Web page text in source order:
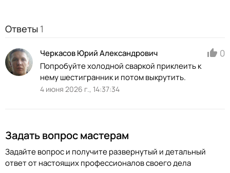
Ответы 1
Черкасов Юрий Александрович
Попробуйте холодной сваркой приклеить к
нему шестигранник и потом выкрутить.
4 июня 2026 г., 14:37:34
0
Задать вопрос мастерам
Задайте вопрос и получите развернутый и детальный
ответ от настоящих профессионалов своего дела